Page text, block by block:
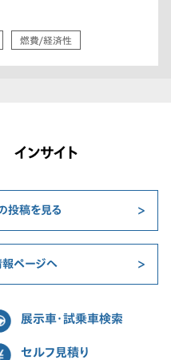
燃費/経済性
インサイト
投稿を見る
報ページへ
展示車・試乗車検索
セルフ見積り